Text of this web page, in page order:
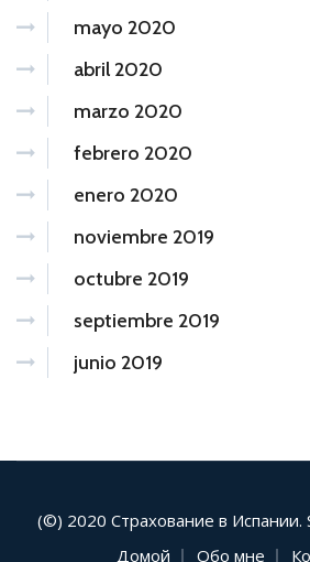
mayo 2020
abril 2020
marzo 2020
febrero 2020
enero 2020
noviembre 2019
octubre 2019
septiembre 2019
junio 2019
(©) 2020 Страхование в Испании.
Домой
Обо мне